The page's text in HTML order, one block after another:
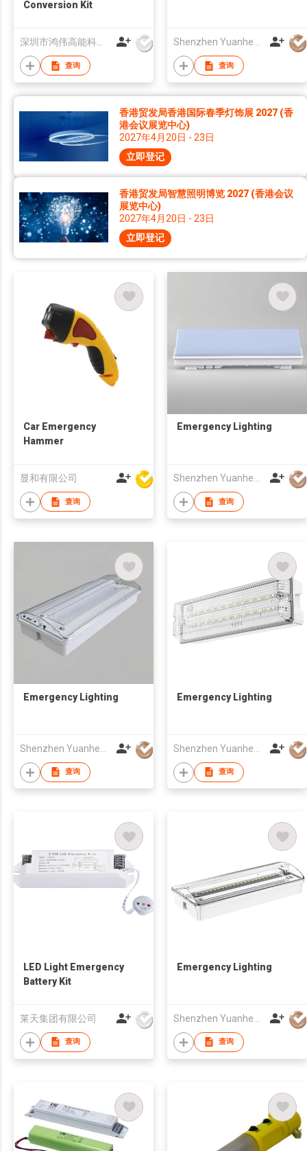
Conversion Kit
深圳市鸿伟高能科技有限公司
查询 查询
香港贸发局香港国际春季灯饰展 2027 (香
港会议展览中心)
2027年4月20日 - 23日
立即登记
香港贸发局智慧照明博览 2027 (香港会议
展览中心)
2027年4月20日 - 23日
立即登记
Car Emergency
Hammer
显和有限公司
查询
Emergency Lighting
Shenzhen Yuanheng Liquid Crystal Display Co., Ltd
查询
Emergency Lighting
查询
Emergency Lighting
查询
LED Light Emergency
Battery Kit
莱天集团有限公司
查询
Emergency Lighting
查询